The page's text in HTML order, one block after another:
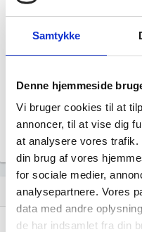
Samtykke
Denne hjemmeside
Vi bruger cookies til at
annoncer, til at vise dig
at analysere vores trafik.
din brug af vores
for sociale medier,
analysepartnere. Vores
data med andre
de har indsamlet fra din
Status
NORMAL
Revisor
af decentral infrastruktur
virksomhed
Tegningsregel
Selskabet tegnes af en
show_chart Udvikling i antal